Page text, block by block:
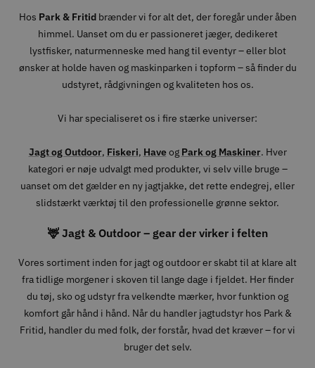
Hos Park & Fritidbrænder vi for alt det, der foregår under åben
himmel. Uanset om du er passioneret jæger, dedikeret
lystfisker, naturmenneske med hang til eventyr – eller blot
ønsker at holde haven og maskinparken i topform – så finder du
udstyret, rådgivningen og kvaliteten hos os.
Vi har specialiseret os i fire stærke universer:
Jagt og Outdoor, Fiskeri, Haveog Park og Maskiner. Hver
kategori er nøje udvalgt med produkter, vi selv ville bruge –
uanset om det gælder en ny jagtjakke, det rette endegrej, eller
slidstærkt værktøj til den professionelle grønne sektor.
🦌 Jagt & Outdoor – gear der virker i felten
Vores sortiment inden for jagt og outdoor er skabt til at klare alt
fra tidlige morgener i skoven til lange dage i fjeldet. Her finder
du tøj, sko og udstyr fra velkendte mærker, hvor funktion og
komfort går hånd i hånd. Når du handler jagtudstyr hos Park &
Fritid, handler du med folk, der forstår, hvad det kræver – for vi
bruger det selv.